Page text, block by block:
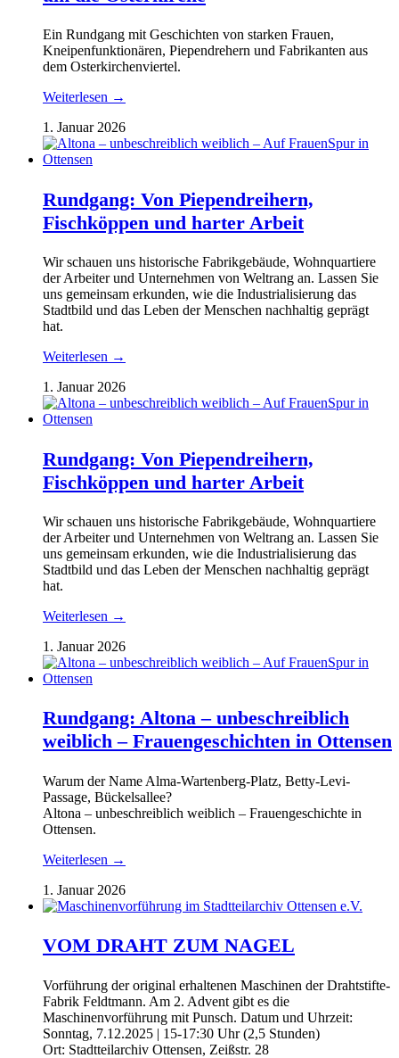
Ein Rundgang mit Geschichten von starken Frauen,
Kneipenfunktionären, Piependrehern und Fabrikanten aus
dem Osterkirchenviertel.
Weiterlesen →
1. Januar 2026
Rundgang: Von Piependreihern,
Fischköppen und harter Arbeit
Wir schauen uns historische Fabrikgebäude, Wohnquartiere
der Arbeiter und Unternehmen von Weltrang an. Lassen Sie
uns gemeinsam erkunden, wie die Industrialisierung das
Stadtbild und das Leben der Menschen nachhaltig geprägt
hat.
Weiterlesen →
1. Januar 2026
Rundgang: Von Piependreihern,
Fischköppen und harter Arbeit
Wir schauen uns historische Fabrikgebäude, Wohnquartiere
der Arbeiter und Unternehmen von Weltrang an. Lassen Sie
uns gemeinsam erkunden, wie die Industrialisierung das
Stadtbild und das Leben der Menschen nachhaltig geprägt
hat.
Weiterlesen →
1. Januar 2026
Rundgang: Altona – unbeschreiblich
weiblich – Frauengeschichten in Ottensen
Warum der Name Alma-Wartenberg-Platz, Betty-Levi-
Passage, Bückelsallee?
Altona – unbeschreiblich weiblich – Frauengeschichte in
Ottensen.
Weiterlesen →
1. Januar 2026
VOM DRAHT ZUM NAGEL
Vorführung der original erhaltenen Maschinen der Drahtstifte-
Fabrik Feldtmann. Am 2. Advent gibt es die
Maschinenvorführung mit Punsch. Datum und Uhrzeit:
Sonntag, 7.12.2025 | 15-17:30 Uhr (2,5 Stunden)
Ort: Stadtteilarchiv Ottensen, Zeißstr. 28